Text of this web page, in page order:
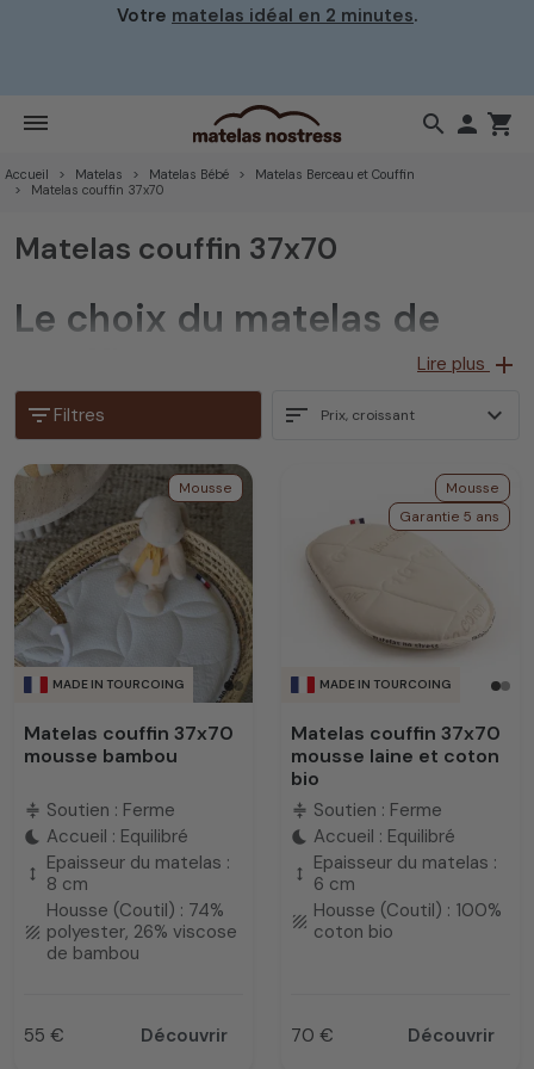
Votre matelas idéal en 2 minutes.
search  shopping_cart
Accueil Matelas Matelas Bébé
Matelas Berceau et Couffin
Matelas couffin 37x70
Matelas couffin 37x70
Le choix du matelas de
important pour votre bébé
Sachant que votre bébé, dort plus de 17 heures par jour.
Nous avons conçu une gamme de matelas couffin ovale
37x70, avec les
meilleures matières afin que votre
bébé soit le mieux disposé pendant sa période de
croissance . Des matelas sains, de grande qualité pour
son confort de sommeil et sa santé.
Lire plus add
filter_list Filtres sort Prix, croissant expand_more
MADE IN TOURCOING
Mousse
Matelas couffin 37x70
mousse bambou
compress Soutien : Ferme
bedtime Accueil : Equilibré
height
Epaisseur du matelas :
8 cm
texture
Housse (Coutil) : 74%
polyester, 26% viscose
de bambou
Prix
55 € Découvrir
MADE IN TOURCOING
Mousse
Garantie 5 ans
Matelas couffin 37x70
mousse laine et coton
bio
compress Soutien : Ferme
bedtime Accueil : Equilibré
height
Epaisseur du matelas :
6 cm
texture Housse (Coutil) : 100%
coton bio
Prix
70 € Découvrir